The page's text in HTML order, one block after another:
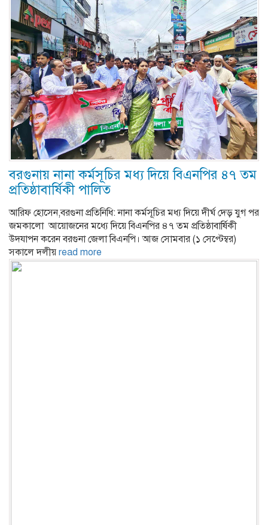
বরগুনায় নানা কর্মসূচির মধ্য দিয়ে বিএনপির ৪৭ তম
প্রতিষ্ঠাবার্ষিকী পালিত
আরিফ হোসেন,বরগুনা প্রতিনিধি: নানা কর্মসূচির মধ্য দিয়ে দীর্ঘ দেড় যুগ পর
জমকালো আয়োজনের মধ্যে দিয়ে বিএনপির ৪৭ তম প্রতিষ্ঠাবার্ষিকী
উদযাপন করেন বরগুনা জেলা বিএনপি। আজ সোমবার (১ সেপ্টেম্বর)
সকালে দলীয়read more